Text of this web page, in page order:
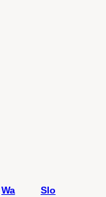
Wa
Slo